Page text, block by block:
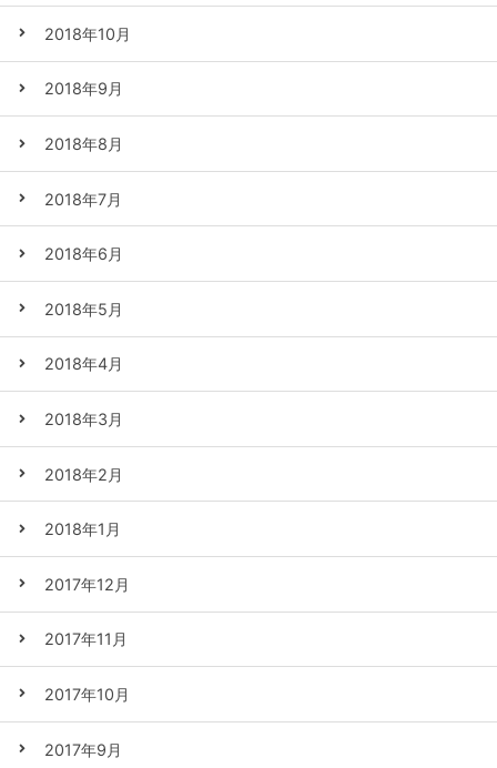
2018年10月
2018年9月
2018年8月
2018年7月
2018年6月
2018年5月
2018年4月
2018年3月
2018年2月
2018年1月
2017年12月
2017年11月
2017年10月
2017年9月